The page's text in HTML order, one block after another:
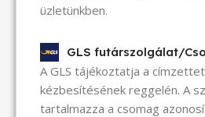
üzletünkben.
GLS futárszolgálat/
A GLS tájékoztatja a
kézbesítésének reggelén. A
tartalmazza a csomag